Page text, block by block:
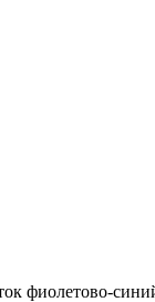
фиолетово-